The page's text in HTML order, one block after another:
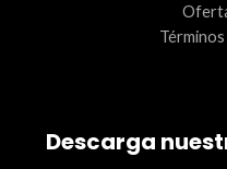
Descarga